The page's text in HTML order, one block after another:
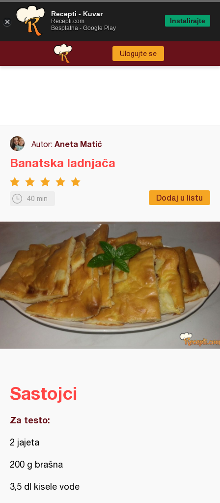
Ulogujte se
Autor: Aneta Matić
40 min Dodaj u listu
Banatska ladnjača
Sastojci
Za testo:
2 jajeta
200 g brašna
3,5 dl kisele vode
Recepti - Kuvar
Recepti.com
Besplatna - Google Play
Instalirajte